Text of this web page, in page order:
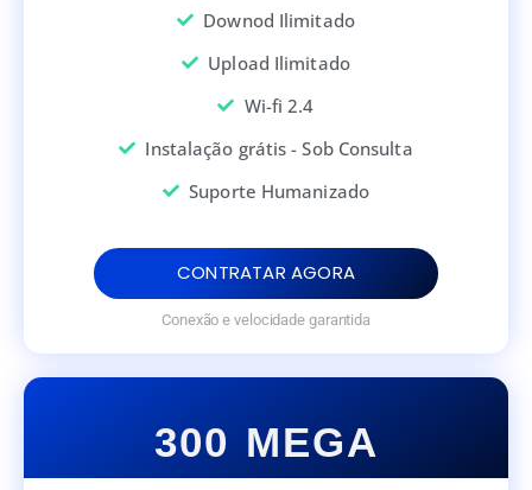
Downod Ilimitado
Upload Ilimitado
Wi-fi 2.4
Instalação grátis - Sob Consulta
Suporte Humanizado
CONTRATAR AGORA
Conexão e velocidade garantida
300 MEGA